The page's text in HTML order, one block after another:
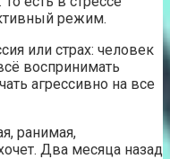
режим.
или страх: человек
воспринимать
агрессивно на все
ранимая,
Два месяца назад